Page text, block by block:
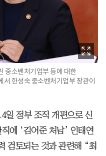
중소벤처기업부 등에 대한
한성숙 중소벤처기업부 장관이
일 정부 조직 개편으로 신
에 ‘김어준 처남’ 인태연
검토되는 것과 관련해 “최